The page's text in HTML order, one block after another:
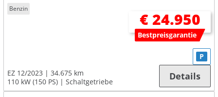
Benzin
€ 24.950
Bestpreisgarantie
EZ 12/2023
34.675 km
110 kW (150 PS)
Schaltgetriebe
P
Details